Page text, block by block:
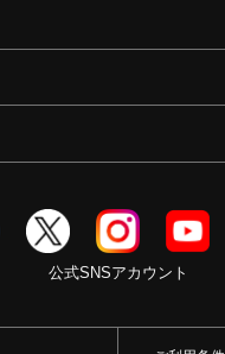
公式SNSアカウント